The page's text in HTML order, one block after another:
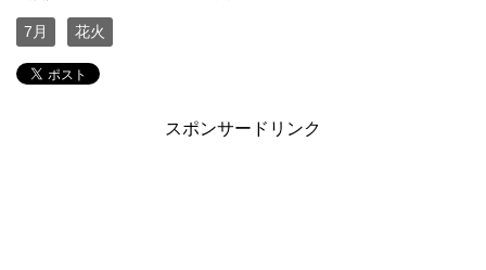
7月 花火
スポンサードリンク